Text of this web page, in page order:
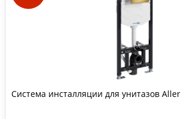
Система инсталляции для унитазов Aller